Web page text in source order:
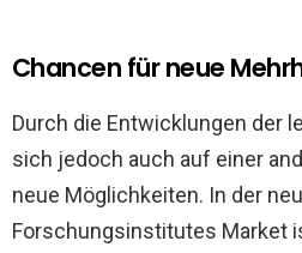
Chancen für neue
Durch die Entwicklungen der
sich jedoch auch auf einer
neue Möglichkeiten. In der
Forschungsinstitutes Market